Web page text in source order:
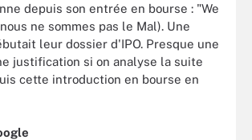
depuis son entrée en bourse : "We
ne sommes pas le Mal). Une
leur dossier d'IPO. Presque une
justification si on analyse la suite
cette introduction en bourse en